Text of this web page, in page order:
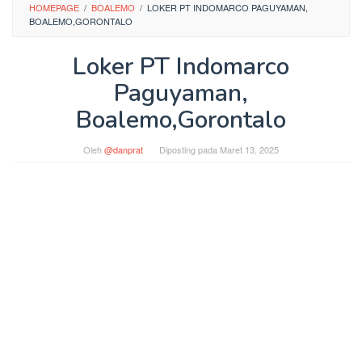
HOMEPAGE / BOALEMO / LOKER PT INDOMARCO PAGUYAMAN,
BOALEMO,GORONTALO
Loker PT Indomarco
Paguyaman,
Boalemo,Gorontalo
Oleh@danprat Diposting pada Maret 13, 2025